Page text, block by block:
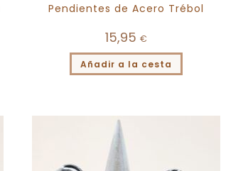
Pendientes de Acero Trébol
15,95 €
Añadir a la cesta